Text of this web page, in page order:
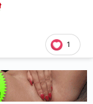
1